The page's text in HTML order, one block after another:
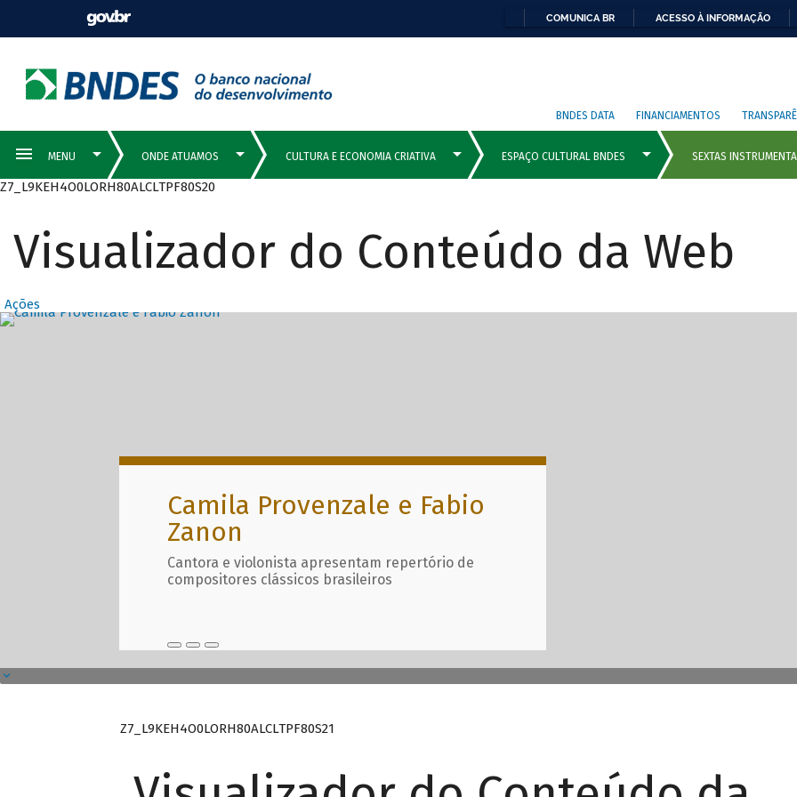
COMUNICA BR ACESSO À INFORMAÇÃO
BNDES DATA FINANCIAMENTOS
Z7_L9KEH4O0LORH80ALCLTPF80S20
Visualizador do Conteúdo da Web
Ações
Destaques Principais com
Camila Provenzale e Fabio
Zanon
Cantora e violonista apresentam repertório de
compositores clássicos brasileiros
Z7_L9KEH4O0LORH80ALCLTPF80S21